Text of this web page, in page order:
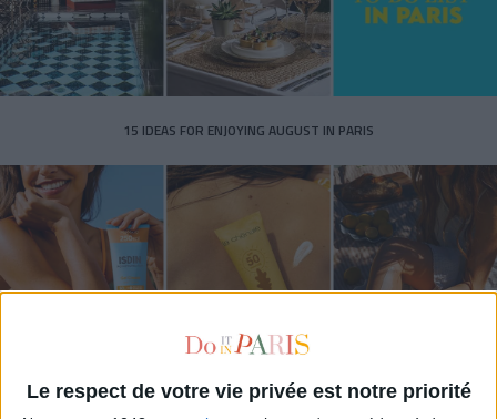
Le respect de votre vie privée est notre priorité
15 IDEAS FOR ENJOYING AUGUST IN PARIS